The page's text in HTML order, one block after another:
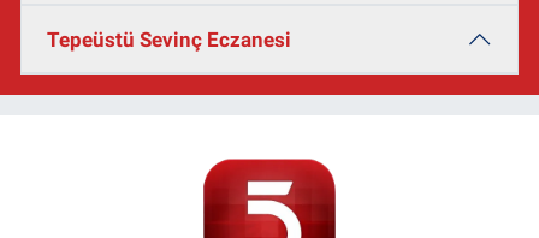
Tepeüstü Sevinç Eczanesi